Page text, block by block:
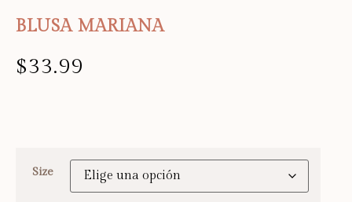
BLUSA MARIANA
$33.99
Size